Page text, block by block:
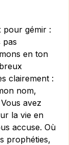
pour gémir :
pas
en ton
clairement :
nom,
avez
la vie en
accuse. Où
prophéties,